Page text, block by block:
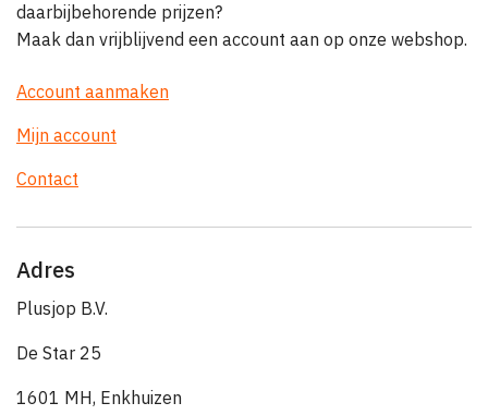
daarbijbehorende prijzen?
Maak dan vrijblijvend een account aan op onze webshop.
Account aanmaken
Mijn account
Contact
Adres
Plusjop B.V.
De Star 25
1601 MH, Enkhuizen